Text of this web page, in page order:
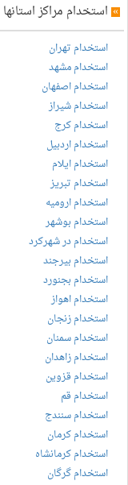
» استخدام مراکز استانها
استخدام تهران
استخدام مشهد
استخدام اصفهان
استخدام شیراز
استخدام کرج
استخدام اردبیل
استخدام ایلام
استخدام تبریز
استخدام ارومیه
استخدام بوشهر
استخدام در شهرکرد
استخدام بیرجند
استخدام بجنورد
استخدام اهواز
استخدام زنجان
استخدام سمنان
استخدام زاهدان
استخدام قزوین
استخدام قم
استخدام سنندج
استخدام کرمان
استخدام کرمانشاه
استخدام گرگان